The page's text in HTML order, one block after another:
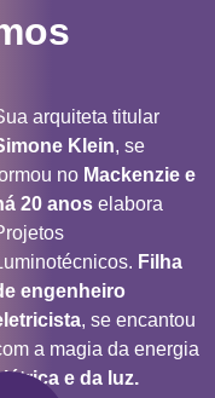
arquiteta titular
Klein, se
no Mackenzie e
20 anos elabora
Filha
engenheiro
, se encantou
a magia da energia
e da luz.